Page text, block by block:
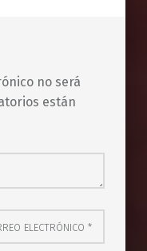
no será
están